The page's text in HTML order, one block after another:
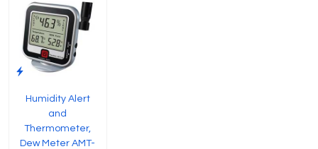
Humidity Alert
and
Thermometer,
Dew Meter AMT-